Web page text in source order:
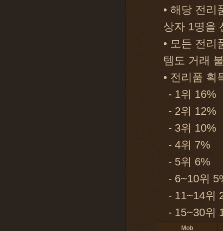
• 해당 전리
상자 1명을
• 모든 전리
템도 거래
• 전리품 획
- 1위 16%
- 2위 12%
- 3위 10%
- 4위 7%
- 5위 6%
- 6~10위
- 11~14위
- 15~30위
Mob